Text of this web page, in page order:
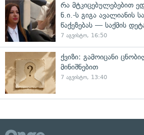
რა მტკიცებულებებით
ნ.ი.-ს გიგა ავალიანის
წაქეზებას — საქმის
7 აგვისტო, 16:50
ქვიზი: გამოიცანი
მინიშნებით
7 აგვისტო, 13:40